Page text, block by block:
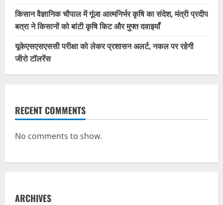
किसान वैज्ञानिक चौपाल में गूंजा आत्मनिर्भर कृषि का संदेश, मंत्री प्रदीप
बत्रा ने किसानों को बांटी कृषि किट और मुफ्त दवाइयाँ
यूकेएसएसएससी परीक्षा को लेकर प्रशासन अलर्ट, नकल पर रहेगी
जीरो टॉलरेंस
RECENT COMMENTS
No comments to show.
ARCHIVES